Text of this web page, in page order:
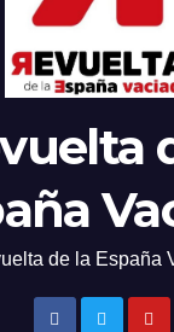
de la España